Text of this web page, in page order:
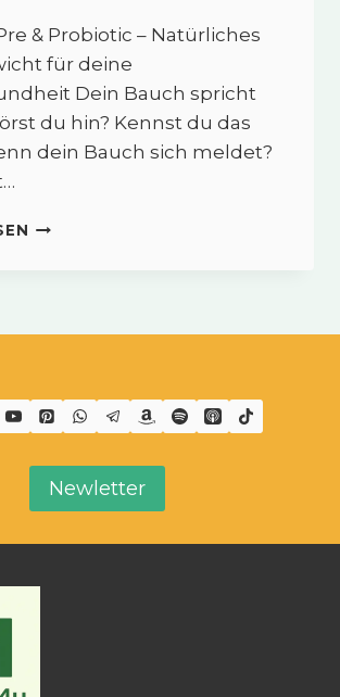
& Probiotic – Natürliches
für deine
Dein Bauch spricht
du hin? Kennst du das
dein Bauch sich meldet?
SISELGUT
NATÜRLICHES
DEINE
DARMGESUNDHEIT
Newletter